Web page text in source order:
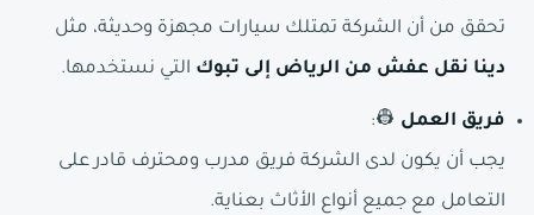
تحقق من أن الشركة تمتلك سيارات مجهزة وحديثة، مثل
دينا نقل عفش من الرياض إلى تبوك التي نستخدمها.
فريق العمل 👷:
يجب أن يكون لدى الشركة فريق مدرب ومحترف قادر على
التعامل مع جميع أنواع الأثاث بعناية.